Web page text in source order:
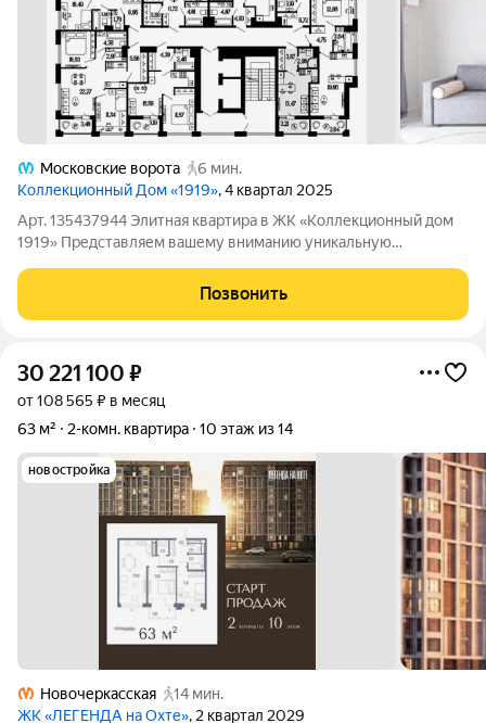
Московские ворота
6 мин.
Коллекционный Дом «1919», 4 квартал 2025
Арт. 135437944 Элитная квартира в ЖК «Коллекционный дом
1919» Представляем вашему вниманию уникальную
из самых престижных жилых комплексов города. Престижное
Позвонить
30 221 100 ₽
от 108 565 ₽ в месяц
63 м²
2-комн. квартира 10 этаж из 14
новостройка
Новочеркасская
14 мин.
ЖК «ЛЕГЕНДА на Охте», 2 квартал 2029